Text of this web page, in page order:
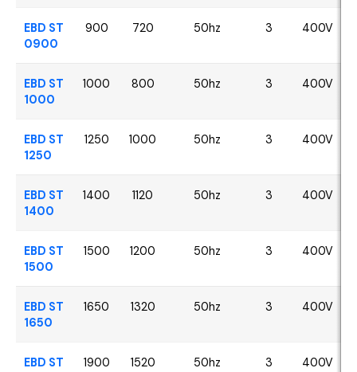
EBD ST
0900
900 720 50hz 3 400V
EBD ST
1000
1000 800 50hz 3 400V
EBD ST
1250
1250 1000 50hz 3 400V
EBD ST
1400
1400 1120 50hz 3 400V
EBD ST
1500
1500 1200 50hz 3 400V
EBD ST
1650
1650 1320 50hz 3 400V
EBD ST
1900 1520 50hz 3 400V